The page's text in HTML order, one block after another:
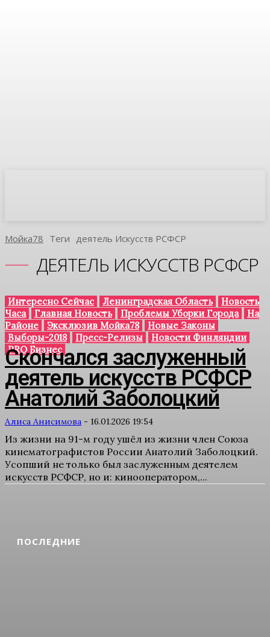
ПОСЛЕДНИЕ
Мойка78 Теги Деятель Искусств РСФСР
ДЕЯТЕЛЬ ИСКУССТВ РСФСР
Интересно Сейчас Ленинградская Область
Новость
Часа
Главная Новость Проблемы Уборки Города
На
Районе
Эксклюзив Мойка78
Новые Законы
Выборы-2018
Пресс-Релизы
Новости Финляндии
PRO Бизнес
Скончался заслуженный
деятель искусств РСФСР
Анатолий Заболоцкий
Алиса Анисимова - 16.01.2026 19:54
Из жизни на 91-м году ушёл из жизни член Союза
кинематографистов России Анатолий Заболоцкий.
Усопший не только был заслуженным деятелем
искусств РСФСР, но и: кинооператором,...